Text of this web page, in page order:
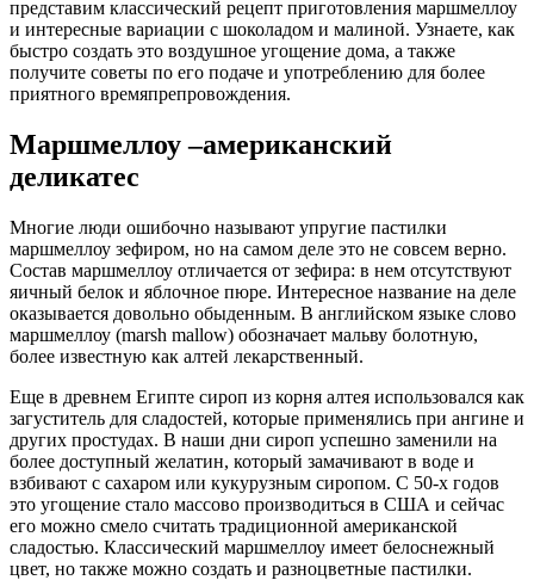
представим классический рецепт приготовления маршмеллоу
и интересные вариации с шоколадом и малиной. Узнаете, как
быстро создать это воздушное угощение дома, а также
получите советы по его подаче и употреблению для более
приятного времяпрепровождения.
Маршмеллоу –американский
деликатес
Многие люди ошибочно называют упругие пастилки
маршмеллоу зефиром, но на самом деле это не совсем верно.
Состав маршмеллоу отличается от зефира: в нем отсутствуют
яичный белок и яблочное пюре. Интересное название на деле
оказывается довольно обыденным. В английском языке слово
маршмеллоу (marsh mallow) обозначает мальву болотную,
более известную как алтей лекарственный.
Еще в древнем Египте сироп из корня алтея использовался как
загуститель для сладостей, которые применялись при ангине и
других простудах. В наши дни сироп успешно заменили на
более доступный желатин, который замачивают в воде и
взбивают с сахаром или кукурузным сиропом. С 50-х годов
это угощение стало массово производиться в США и сейчас
его можно смело считать традиционной американской
сладостью. Классический маршмеллоу имеет белоснежный
цвет, но также можно создать и разноцветные пастилки.